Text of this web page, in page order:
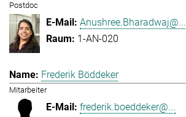
Postdoc
Anushree.Bharadwaj@...
1-AN-020
Frederik Böddeker
Mitarbeiter
frederik.boeddeker@...